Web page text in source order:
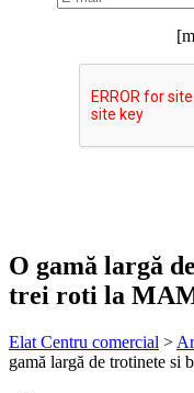
O gamă largă
trei roti la
Elat Centru comercial >
gamă largă de trotinete